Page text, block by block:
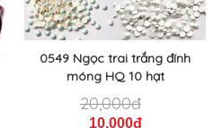
0549 Ngọc trai trắng đính
móng HQ 10 hạt
20,000đ
10,000đ